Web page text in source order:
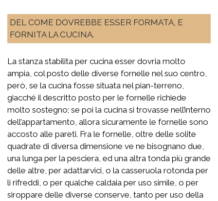
DEL COME DOVREBBE ESSER FORMATA, E
FORNITA LA CUCINA.
La stanza stabilita per cucina esser dovria molto
ampia, col posto delle diverse fornelle nel suo centro,
però, se la cucina fosse situata nel pian-terreno,
giacché il descritto posto per le fornelle richiede
molto sostegno; se poi la cucina si trovasse nell’interno
dell’appartamento, allora sicuramente le fornelle sono
accosto alle pareti. Fra le fornelle, oltre delle solite
quadrate di diversa dimensione ve ne bisognano due,
una lunga per la pesciera, ed una altra tonda più grande
delle altre, per adattarvici, o la casseruola rotonda per
li rifreddi, o per qualche caldaia per uso simile, o per
siroppare delle diverse conserve, tanto per uso della